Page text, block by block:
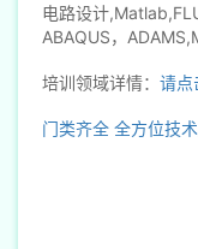
电路设计
ABAQUS，
培训领域详情： 请点
门类齐全 全方位技